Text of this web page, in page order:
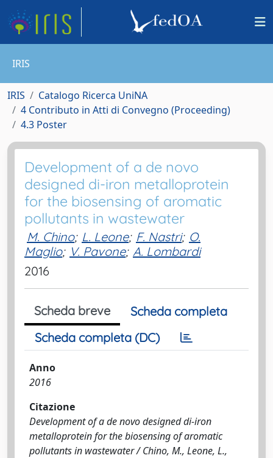
IRIS
IRIS
Catalogo Ricerca UniNA
4 Contributo in Atti di Convegno (Proceeding)
4.3 Poster
Development of a de novo
designed di-iron metalloprotein
for the biosensing of aromatic
pollutants in wastewater
M. Chino; L. Leone; F. Nastri; O.
Maglio; V. Pavone; A. Lombardi
2016
Scheda breve
Scheda completa
Scheda completa (DC)
Anno
2016
Citazione
Development of a de novo designed di-iron
metalloprotein for the biosensing of aromatic
pollutants in wastewater / Chino, M., Leone, L.,